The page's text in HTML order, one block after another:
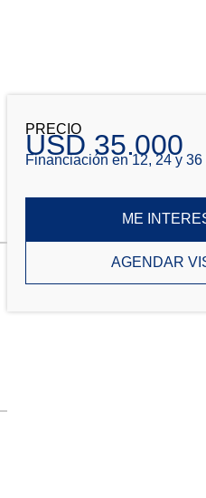
PRECIO
USD 35.000
Financiación en 12, 24 y 36
ME
AGENDAR